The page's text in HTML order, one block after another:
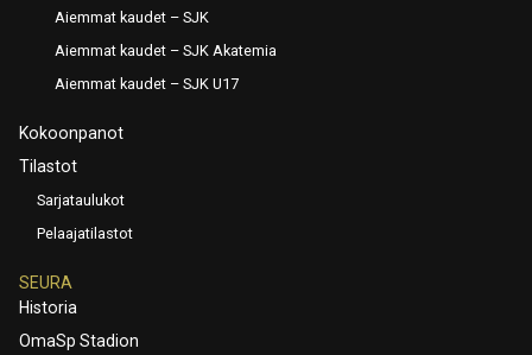
Aiemmat kaudet – SJK
Aiemmat kaudet – SJK Akatemia
Aiemmat kaudet – SJK U17
Kokoonpanot
Tilastot
Sarjataulukot
Pelaajatilastot
SEURA
Historia
OmaSp Stadion